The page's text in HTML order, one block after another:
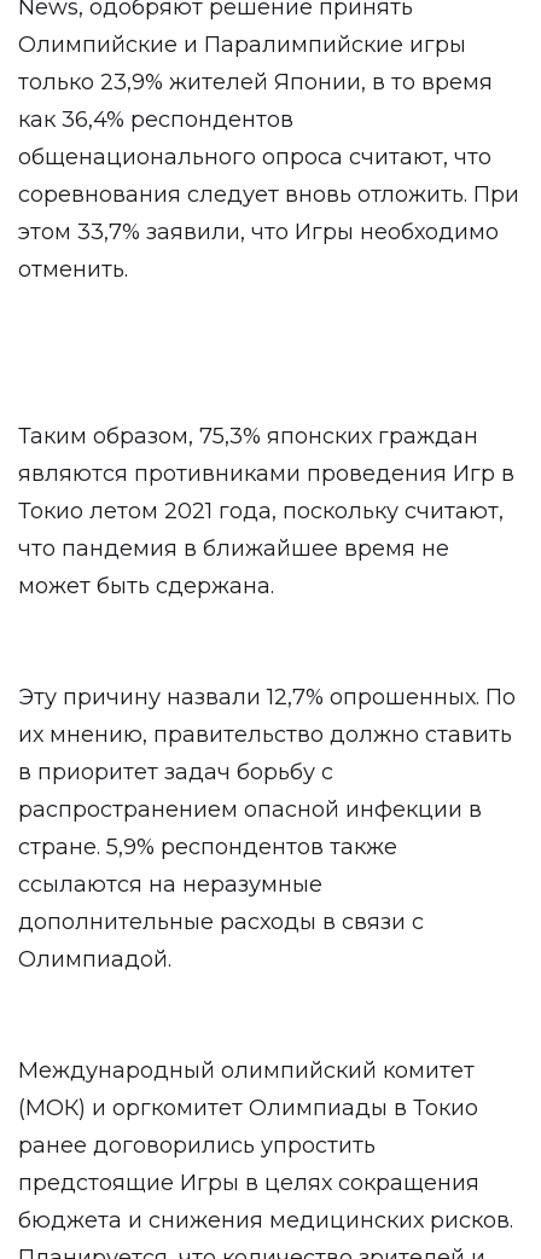
News, одобряют решение принять
Олимпийские и Паралимпийские игры
только 23,9% жителей Японии, в то время
как 36,4% респондентов
общенационального опроса считают, что
соревнования следует вновь отложить. При
этом 33,7% заявили, что Игры необходимо
отменить.
Таким образом, 75,3% японских граждан
являются противниками проведения Игр в
Токио летом 2021 года, поскольку считают,
что пандемия в ближайшее время не
может быть сдержана.
Эту причину назвали 12,7% опрошенных. По
их мнению, правительство должно ставить
в приоритет задач борьбу с
распространением опасной инфекции в
стране. 5,9% респондентов также
ссылаются на неразумные
дополнительные расходы в связи с
Олимпиадой.
Международный олимпийский комитет
(МОК) и оргкомитет Олимпиады в Токио
ранее договорились упростить
предстоящие Игры в целях сокращения
бюджета и снижения медицинских рисков.